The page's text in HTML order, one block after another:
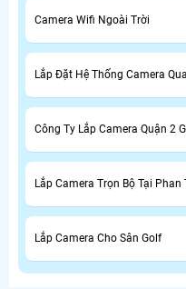
Camera Wifi Ngoài Trời
Lắp Đặt Hệ Thống Camera
Công Ty Lắp Camera Quận 2
Lắp Camera Trọn Bộ Tại Phan
Lắp Camera Cho Sân Golf